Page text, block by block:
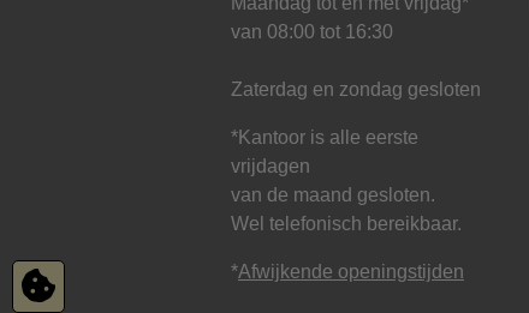
van 08:00 tot 16:30
Zaterdag en zondag gesloten
*Kantoor is alle eerste
vrijdagen
van de maand gesloten.
Wel telefonisch bereikbaar.
*Afwijkende openingstijden